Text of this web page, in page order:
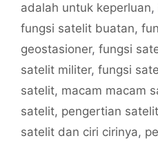
adalah untuk keperluan,
fungsi satelit buatan,
geostasioner, fungsi
satelit militer, fungsi
satelit, macam macam
satelit, pengertian
satelit dan ciri cirinya,